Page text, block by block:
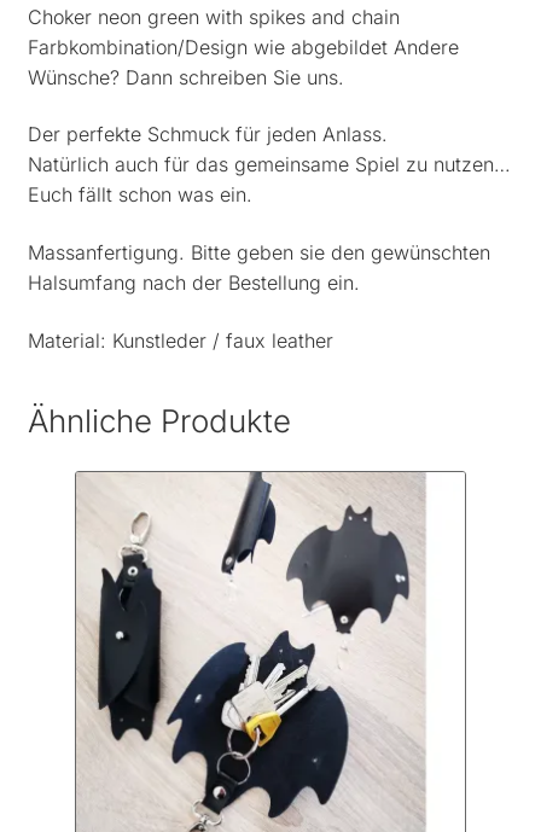
Choker neon green with spikes and chain
Farbkombination/Design wie abgebildet Andere
Wünsche? Dann schreiben Sie uns.
Der perfekte Schmuck für jeden Anlass.
Natürlich auch für das gemeinsame Spiel zu nutzen…
Euch fällt schon was ein.
Massanfertigung. Bitte geben sie den gewünschten
Halsumfang nach der Bestellung ein.
Material: Kunstleder / faux leather
Ähnliche Produkte